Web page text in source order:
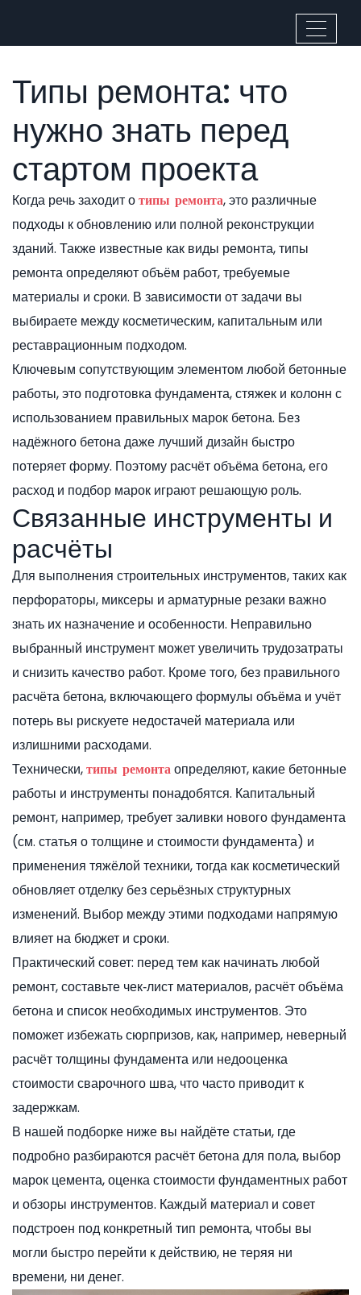
Типы ремонта: что
нужно знать перед
стартом проекта
Когда речь заходит отипы ремонта,это различные
подходы к обновлению или полной реконструкции
зданий. Также известные как виды ремонта, типы
ремонта определяют объём работ, требуемые
материалы и сроки. В зависимости от задачи вы
выбираете между косметическим, капитальным или
реставрационным подходом.
Ключевым сопутствующим элементом любой бетонные
работы,это подготовка фундамента, стяжек и колонн с
использованием правильных марок бетона. Без
надёжного бетона даже лучший дизайн быстро
потеряет форму. Поэтому расчёт объёма бетона, его
расход и подбор марок играют решающую роль.
Связанные инструменты и
расчёты
Для выполнения строительных инструментов,таких как
перфораторы, миксеры и арматурные резаки важно
знать их назначение и особенности. Неправильно
выбранный инструмент может увеличить трудозатраты
и снизить качество работ. Кроме того, без правильного
расчёта бетона, включающего формулы объёма и учёт
потерь вы рискуете недостачей материала или
излишними расходами.
Технически,типы ремонтаопределяют, какие бетонные
работы и инструменты понадобятся. Капитальный
ремонт, например, требует заливки нового фундамента
(см. статья о толщине и стоимости фундамента) и
применения тяжёлой техники, тогда как косметический
обновляет отделку без серьёзных структурных
изменений. Выбор между этими подходами напрямую
влияет на бюджет и сроки.
Практический совет: перед тем как начинать любой
ремонт, составьте чек‑лист материалов, расчёт объёма
бетона и список необходимых инструментов. Это
поможет избежать сюрпризов, как, например, неверный
расчёт толщины фундамента или недооценка
стоимости сварочного шва, что часто приводит к
задержкам.
В нашей подборке ниже вы найдёте статьи, где
подробно разбираются расчёт бетона для пола, выбор
марок цемента, оценка стоимости фундаментных работ
и обзоры инструментов. Каждый материал и совет
подстроен под конкретный тип ремонта, чтобы вы
могли быстро перейти к действию, не теряя ни
времени, ни денег.